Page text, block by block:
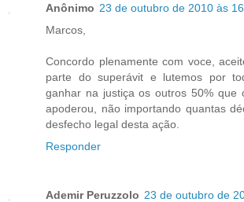
Anônimo 23 de outubro de 2010 às
Marcos,
Concordo plenamente com voce,
parte do superávit e lutemos por
ganhar na justiça os outros 50% que
apoderou, não importando quantas
desfecho legal desta ação.
Responder
Ademir Peruzzolo 23 de outubro de